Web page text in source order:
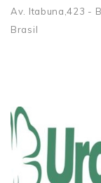
Av. Itabuna,423 -
Brasil